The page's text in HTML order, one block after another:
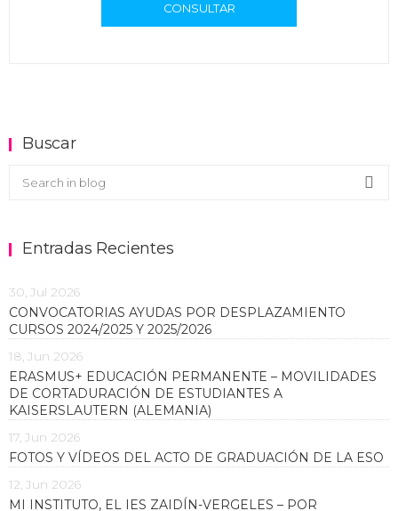
CONSULTAR
Buscar
Buscar en el blog
Entradas Recientes
30, Jul 2026
CONVOCATORIAS AYUDAS POR DESPLAZAMIENTO
CURSOS 2024/2025 Y 2025/2026
18, Jun 2026
ERASMUS+ EDUCACIÓN PERMANENTE – MOVILIDADES
DE CORTADURACIÓN DE ESTUDIANTES A
KAISERSLAUTERN (ALEMANIA)
17, Jun 2026
FOTOS Y VÍDEOS DEL ACTO DE GRADUACIÓN DE LA ESO
12, Jun 2026
MI INSTITUTO, EL IES ZAIDÍN-VERGELES – POR